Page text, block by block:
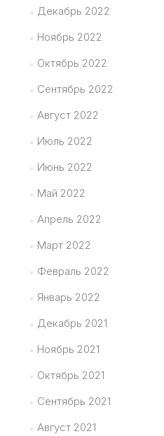
Декабрь 2022
Ноябрь 2022
Октябрь 2022
Сентябрь 2022
Август 2022
Июль 2022
Июнь 2022
Май 2022
Апрель 2022
Март 2022
Февраль 2022
Январь 2022
Декабрь 2021
Ноябрь 2021
Октябрь 2021
Сентябрь 2021
Август 2021